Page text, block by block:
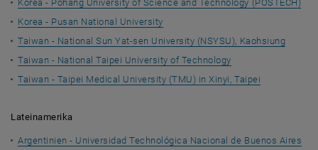
Korea - Pohang University of Science and Technology (POSTECH)
Korea - Pusan National University
Taiwan - National Sun Yat-sen University (NSYSU), Kaohsiung
Taiwan - National Taipei University of Technology
Taiwan - Taipei Medical University (TMU) in Xinyi, Taipei
Lateinamerika
Argentinien - Universidad Technológica Nacional de Buenos Aires